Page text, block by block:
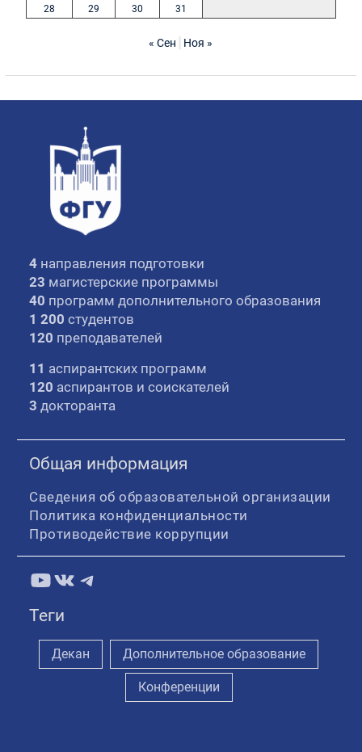
28
29 30 31
« Сен Ноя »
4 направления подготовки
23 магистерские программы
40 программ дополнительного образования
1 200 студентов
120 преподавателей
11 аспирантских программ
120 аспирантов и соискателей
3 докторанта
Общая информация
Сведения об образовательной организации
Политика конфиденциальности
Противодействие коррупции
YouTube
ВКонтакте
Telegram
Теги
Декан Дополнительное образование
Конференции